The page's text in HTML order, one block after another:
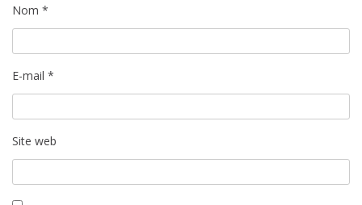
Nom *
E-mail *
Site web